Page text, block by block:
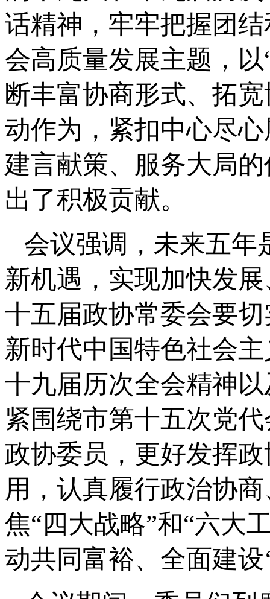
话精神，牢牢把握团
会高质量发展主题，
断丰富协商形式、拓
动作为，紧扣中心尽
建言献策、服务大局
出了积极贡献。
会议强调，未来五年
新机遇，实现加快发
十五届政协常委会要
新时代中国特色社会
十九届历次全会精神
紧围绕市第十五次党
政协委员，更好发挥政
用，认真履行政治协
焦“四大战略”和“六大
动共同富裕、全面建设